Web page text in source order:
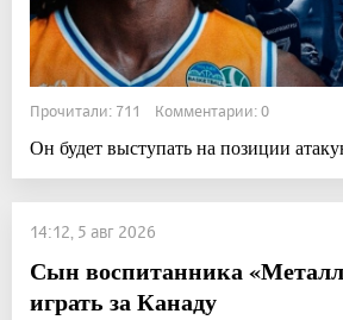
Прочитали: 711 Комментарии: 0
Он будет выступать на позиции
14:12, 5 авг 2026
Сын воспитанника
играть за Канаду